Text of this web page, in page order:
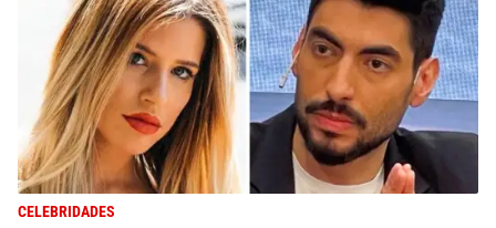
CELEBRIDADES